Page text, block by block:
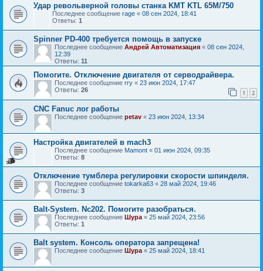
Удар револьверной головы станка KMT KTL 65M/750
Последнее сообщение rage « 08 сен 2024, 18:41
Ответы: 1
Spinner PD-400 требуется помощь в запуске
Последнее сообщение Андрей Автоматизация « 08 сен 2024,
12:39
Ответы: 11
Помогите. Отключение двигателя от серводрайвера.
Последнее сообщение rry « 23 июн 2024, 17:47
Ответы: 26 1 2
CNC Fanuc лог работы
Последнее сообщение petav « 23 июн 2024, 13:34
Настройка двигателей в mach3
Последнее сообщение Mamont « 01 июн 2024, 09:35
Ответы: 8
Отключение тумблера регулировки скорости шпинделя.
Последнее сообщение tokarka63 « 28 май 2024, 19:46
Ответы: 3
Balt-System. Nc202. Помогите разобраться.
Последнее сообщение Шура « 25 май 2024, 23:56
Ответы: 1
Balt system. Консоль оператора запрещена!
Последнее сообщение Шура « 25 май 2024, 18:41